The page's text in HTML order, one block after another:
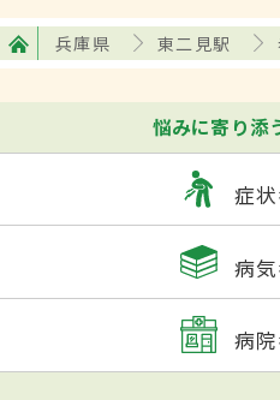
兵庫県 東二見駅
悩みに寄り添
症状
病気
病院